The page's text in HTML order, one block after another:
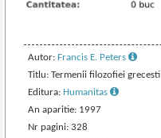
Autor:Francis E. Peters
Titlu: Termenii filozofiei grecesti
Editura: Humanitas
An aparitie: 1997
Nr pagini: 328